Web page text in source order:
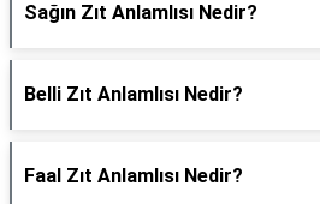
Sağın Zıt Anlamlısı Nedir?
Belli Zıt Anlamlısı Nedir?
Faal Zıt Anlamlısı Nedir?